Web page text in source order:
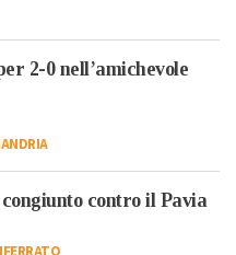
2-0 nell’amichevole
contro il Pavia